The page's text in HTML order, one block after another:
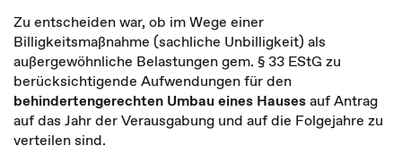
Zu entscheiden war, ob im Wege einer
Billigkeitsmaßnahme (sachliche Unbilligkeit) als
außergewöhnliche Belastungen gem. § 33 EStG zu
berücksichtigende Aufwendungen für den
behindertengerechten Umbau eines Hausesauf Antrag
auf das Jahr der Verausgabung und auf die Folgejahre zu
verteilen sind.